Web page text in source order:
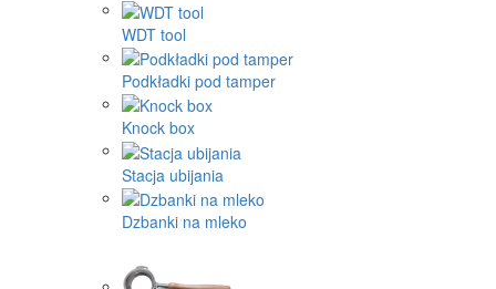
WDT tool
Podkładki pod tamper
Knock box
Stacja ubijania
Dzbanki na mleko